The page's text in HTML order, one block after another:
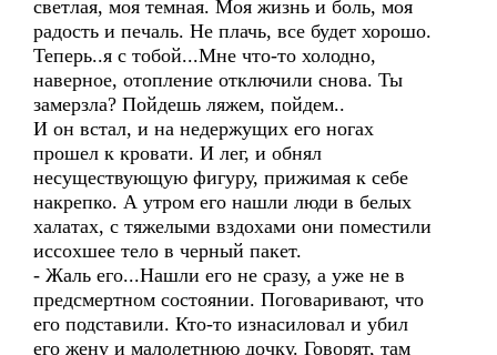
светлая, моя темная. Моя жизнь и боль, моя
радость и печаль. Не плачь, все будет хорошо.
Теперь..я с тобой...Мне что-то холодно,
наверное, отопление отключили снова. Ты
замерзла? Пойдешь ляжем, пойдем..
И он встал, и на недержущих его ногах
прошел к кровати. И лег, и обнял
несуществующую фигуру, прижимая к себе
накрепко. А утром его нашли люди в белых
халатах, с тяжелыми вздохами они поместили
иссохшее тело в черный пакет.
- Жаль его...Нашли его не сразу, а уже не в
предсмертном состоянии. Поговаривают, что
его подставили. Кто-то изнасиловал и убил
его жену и малолетнюю дочку. Говорят, там